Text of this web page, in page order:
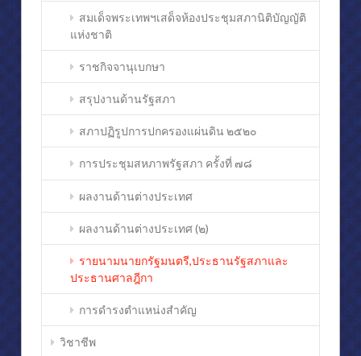
สมเด็จพระเทพฯเสด็จห้องประชุมสภานิติบัญญัติ
แห่งชาติ
ราชกิจจานุเบกษา
สรุปงานด้านรัฐสภา
สภาปฏิรูปการปกครองแผ่นดิน ๒๕๒๐
การประชุมสหภาพรัฐสภา ครั้งที่ ๗๘
ผลงานด้านต่างประเทศ
ผลงานด้านต่างประเทศ (๒)
รายนามนายกรัฐมนตรี,ประธานรัฐสภาและ
ประธานศาลฎีกา
การดำรงตำแหน่งสำคัญ
วิชาชีพ